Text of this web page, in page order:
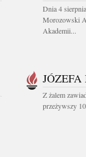
Dnia 4
Morozowski
Akademii...
Z żalem
przeżywszy